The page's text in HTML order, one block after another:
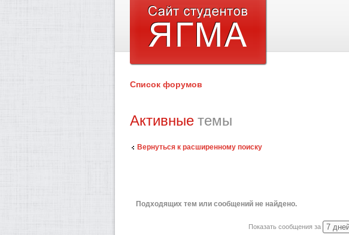
Список форумов
Активные темы
Вернуться к расширенному поиску
Подходящих тем или сообщений не найдено.
Показать сообщения за